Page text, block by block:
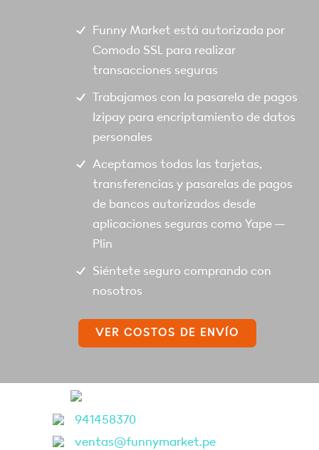
Funny Market está autorizada por
Comodo SSL para realizar
transacciones seguras
Trabajamos con la pasarela de pagos
Izipay para encriptamiento de datos
personales
Aceptamos todas las tarjetas,
transferencias y pasarelas de pagos
de bancos autorizados desde
aplicaciones seguras como Yape –
Plin
Siéntete seguro comprando con
nosotros
VER COSTOS DE ENVÍO
941458370
ventas@funnymarket.pe